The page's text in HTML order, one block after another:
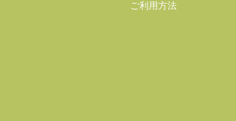
ご利用方法